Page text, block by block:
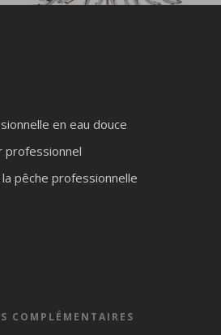
en eau douce
professionnel
pêche professionnelle
COMPLÉMENTAIRES